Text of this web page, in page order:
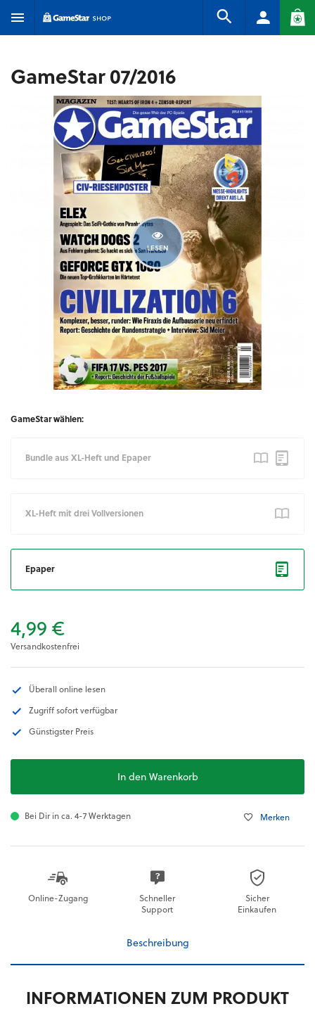
GameStar 07/2016
LESEN
GameStar wählen:
Bundle aus XL-Heft und Epaper
XL-Heft mit drei Vollversionen
Epaper
4,99 €
Versandkostenfrei
Überall online lesen
Zugriff sofort verfügbar
Günstigster Preis
In den Warenkorb
Bei Dir in ca. 4-7 Werktagen Merken
Online-Zugang
Schneller
Support
Sicher
Einkaufen
Beschreibung
INFORMATIONEN ZUM PRODUKT